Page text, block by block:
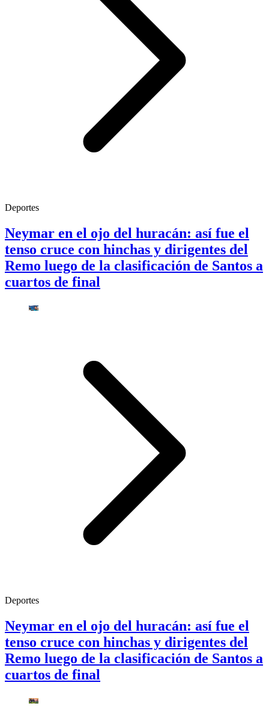
Deportes
Neymar en el ojo del huracán: así fue el
tenso cruce con hinchas y dirigentes del
Remo luego de la clasificación de Santos a
cuartos de final
Deportes
Neymar en el ojo del huracán: así fue el
tenso cruce con hinchas y dirigentes del
Remo luego de la clasificación de Santos a
cuartos de final